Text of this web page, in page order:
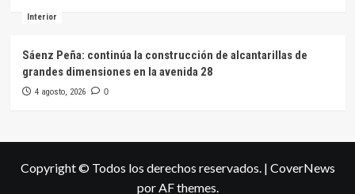
Interior
Sáenz Peña: continúa la construcción de alcantarillas de
grandes dimensiones en la avenida 28
4 agosto, 2026 0
Copyright © Todos los derechos reservados. | CoverNews
por AF themes.